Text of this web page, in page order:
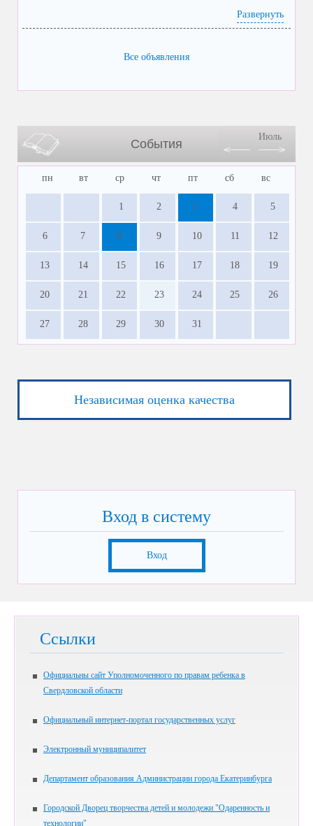
Развернуть
Все объявления
События
Июль
пн вт ср чт пт сб вс
1 2 3 4 5
6 7 8 9 10 11 12
13 14 15 16 17 18 19
20 21 22 23 24 25 26
27 28 29 30 31
Независимая оценка качества
Вход в систему
Вход
Ссылки
Официальны сайт Уполномоченного по правам ребенка в
Свердловской области
Официальный интернет-портал государственных услуг
Электронный муниципалитет
Департамент образования Администрации города Екатеринбурга
Городской Дворец творчества детей и молодежи "Одаренность и
технологии"